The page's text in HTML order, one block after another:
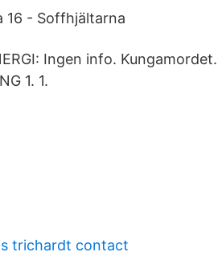
16 - Soffhjältarna
Ingen info.
1. 1.
trichardt contact